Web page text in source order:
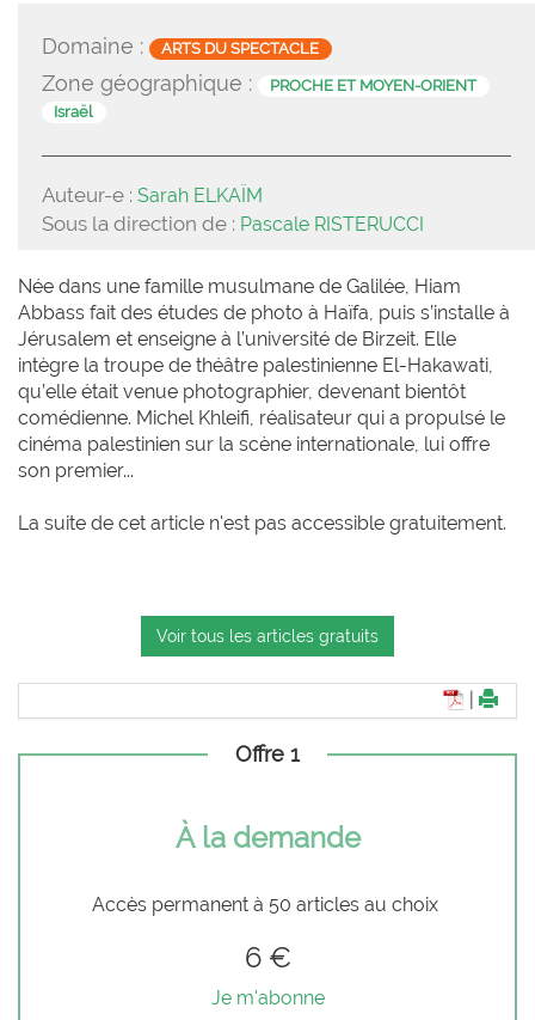
Domaine : ARTS DU SPECTACLE
Zone géographique :
PROCHE ET MOYEN-ORIENT
Israël
Auteur-e : Sarah ELKAÏM
Sous la direction de : Pascale RISTERUCCI
Née dans une famille musulmane de Galilée, Hiam
Abbass fait des études de photo à Haïfa, puis s’installe à
Jérusalem et enseigne à l’université de Birzeit. Elle
intègre la troupe de théâtre palestinienne El-Hakawati,
qu’elle était venue photographier, devenant bientôt
comédienne. Michel Khleifi, réalisateur qui a propulsé le
cinéma palestinien sur la scène internationale, lui offre
son premier...
La suite de cet article n'est pas accessible gratuitement.
Voir tous les articles gratuits
Offre 1
À la demande
Accès permanent à 50 articles au choix
6 €
Je m'abonne